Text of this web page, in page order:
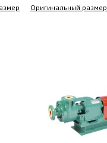
Оригинальный размер